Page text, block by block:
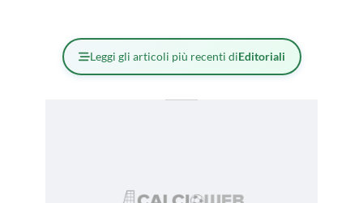
Leggi gli articoli più recenti diEditoriali